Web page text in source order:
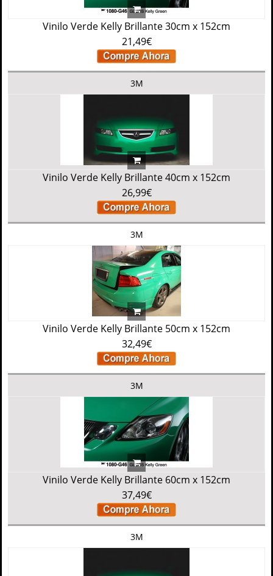
Vinilo Verde Kelly Brillante 30cm x 152cm
21,49€
3M
Vinilo Verde Kelly Brillante 40cm x 152cm
26,99€
3M
Vinilo Verde Kelly Brillante 50cm x 152cm
32,49€
3M
Vinilo Verde Kelly Brillante 60cm x 152cm
37,49€
3M